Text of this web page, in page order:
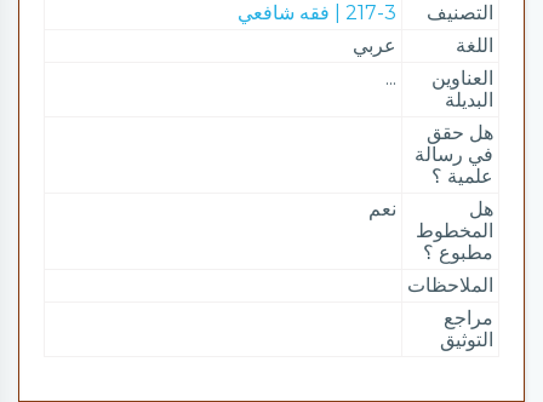
التصنيف
217-3 | فقه شافعي
اللغة
عربي
العناوين
البديلة
...
هل حقق
في رسالة
علمية ؟
هل
المخطوط
مطبوع ؟
نعم
الملاحظات
مراجع
التوثيق